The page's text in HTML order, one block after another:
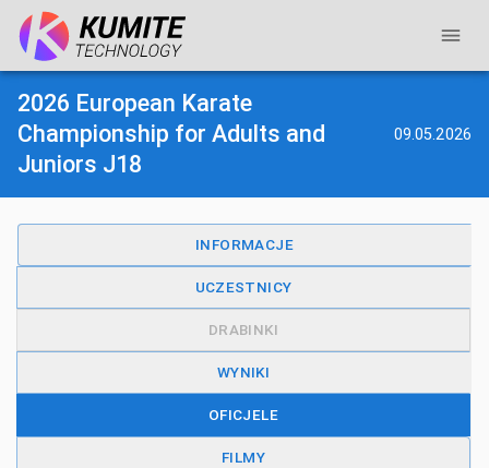
2026 European Karate
Championship for Adults and
Juniors J18
09.05.2026
INFORMACJE
UCZESTNICY
DRABINKI
WYNIKI
OFICJELE
FILMY